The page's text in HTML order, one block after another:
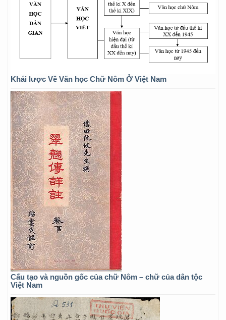
Khái lược Về Văn học Chữ Nôm Ở Việt Nam
Cấu tạo và nguồn gốc của chữ Nôm – chữ của dân tộc
Việt Nam